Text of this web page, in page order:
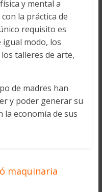
y mental a
la práctica de
requisito es
modo, los
talleres de arte,
de madres han
y poder generar su
la economía de sus
maquinaria